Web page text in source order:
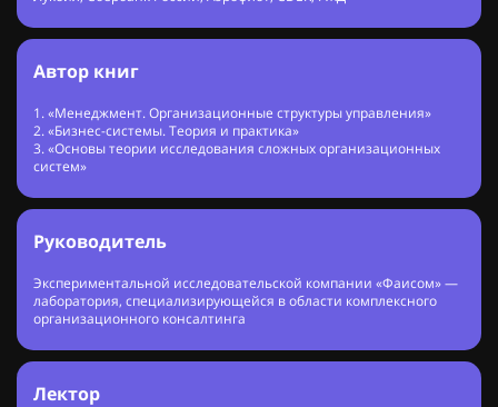
Автор книг
1. «Менеджмент. Организационные структуры управления»
2. «Бизнес-системы. Теория и практика»
3. «Основы теории исследования сложных организационных
систем»
Руководитель
Экспериментальной исследовательской компании «Фаисом» —
лаборатория, специализирующейся в области комплексного
организационного консалтинга
Лектор